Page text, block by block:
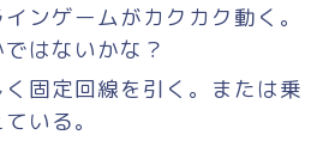
ンゲームがカクカク動く。
はないかな？
固定回線を引く。または乗
いる。